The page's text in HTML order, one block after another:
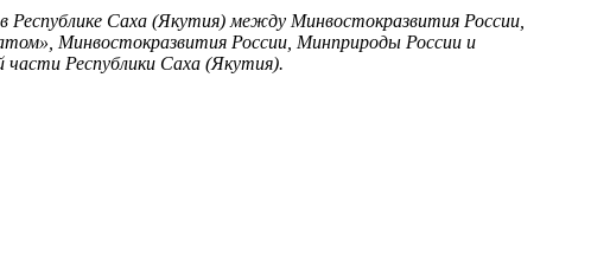
Саха (Якутия) между Минвостокразвития России,
Минвостокразвития России, Минприроды России и
части Республики Саха (Якутия).